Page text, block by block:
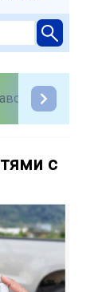
с